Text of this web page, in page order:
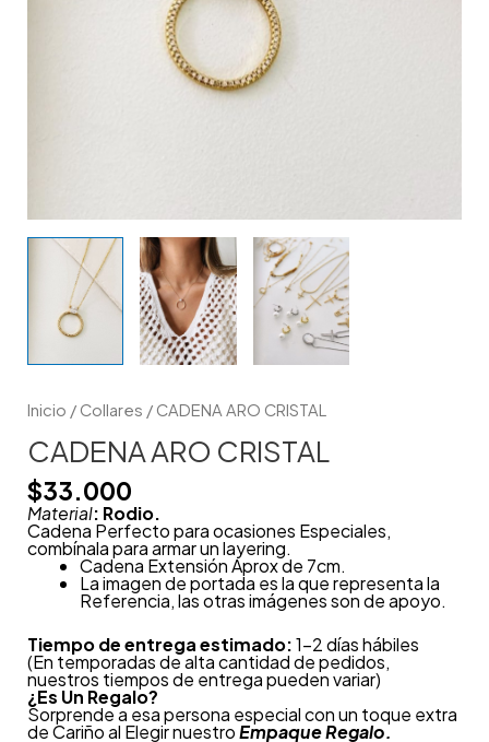
Inicio / Collares / CADENA ARO CRISTAL
CADENA ARO CRISTAL
$33.000
Material: Rodio.
Cadena Perfecto para ocasiones Especiales,
combínala para armar un layering.
Cadena Extensión Aprox de 7cm.
La imagen de portada es la que representa la
Referencia, las otras imágenes son de apoyo.
Tiempo de entrega estimado:1-2 días hábiles
(En temporadas de alta cantidad de pedidos,
nuestros tiempos de entrega pueden variar)
¿Es Un Regalo?
Sorprende a esa persona especial con un toque extra
de Cariño al Elegir nuestroEmpaque Regalo.